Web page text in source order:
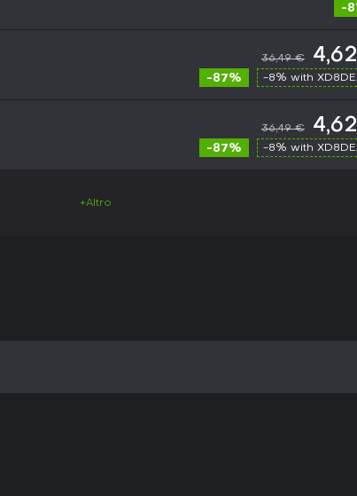
-
36,49 €
-87% -8% with
36,49 €
-87% -8% with
+Altro